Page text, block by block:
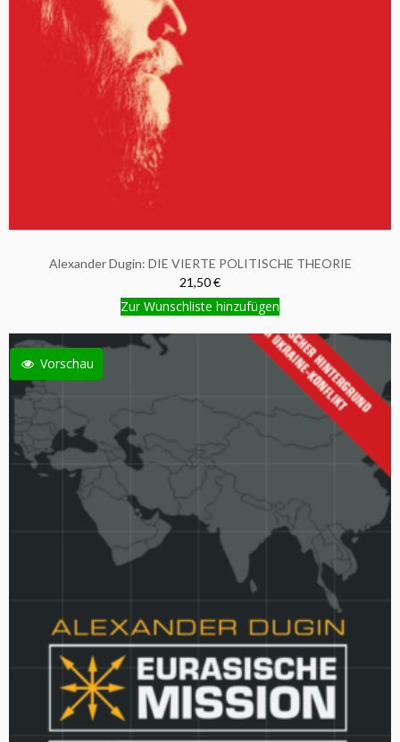
Alexander Dugin: DIE VIERTE POLITISCHE THEORIE
21,50 €
Zur Wunschliste hinzufügen
Vorschau